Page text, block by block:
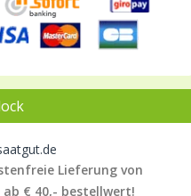
Lieferung von
ab € 40,- bestellwert!